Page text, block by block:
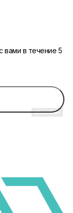
вами в течение 5